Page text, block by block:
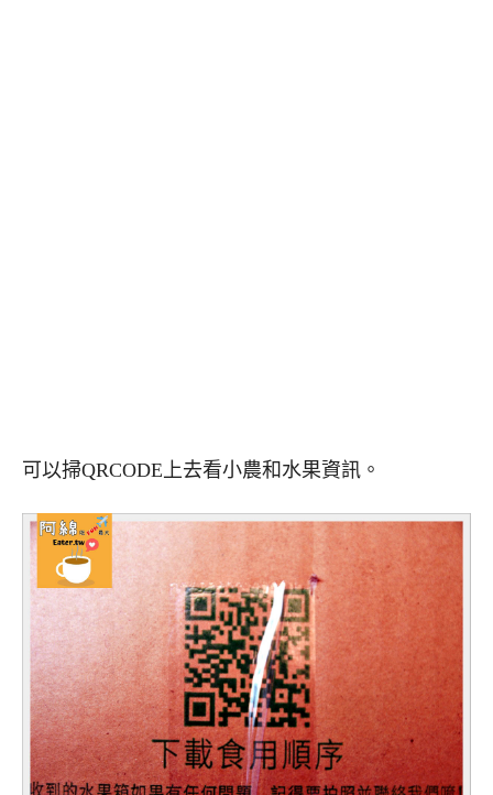
可以掃QRCODE上去看小農和水果資訊。